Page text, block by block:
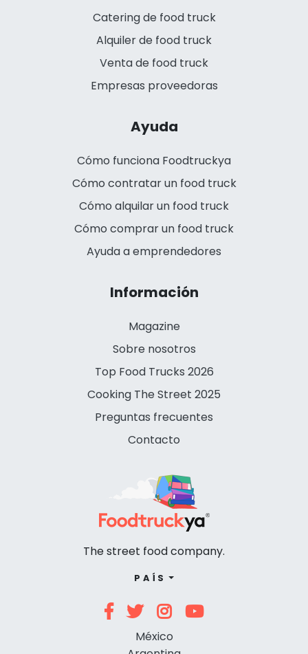
Catering de food truck
Alquiler de food truck
Venta de food truck
Empresas proveedoras
Ayuda
Cómo funciona Foodtruckya
Cómo contratar un food truck
Cómo alquilar un food truck
Cómo comprar un food truck
Ayuda a emprendedores
Información
Magazine
Sobre nosotros
Top Food Trucks 2026
Cooking The Street 2025
Preguntas frecuentes
Contacto
The street food company.
PAÍS
México